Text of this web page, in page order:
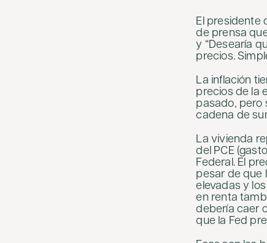
El presidente
de prensa
y “Desearía
precios.
La inflación
precios de la
pasado, pero
cadena de
La vivienda
del PCE
Federal. El
pesar de que
elevadas y
en renta
debería caer
que la Fed